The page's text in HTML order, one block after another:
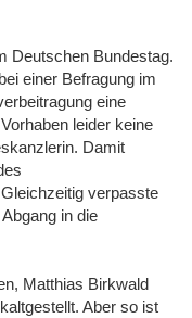
Deutschen Bundestag.
einer Befragung im
eine
leider keine
Damit
verpasste
in die
Matthias Birkwald
Aber so ist